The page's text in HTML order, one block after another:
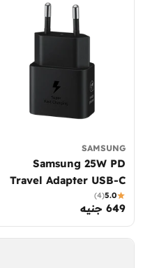
SAMSUNG
Samsung 25W PD
Travel Adapter USB-C
5.0
(4)
السعر
العادي
649 جنيه